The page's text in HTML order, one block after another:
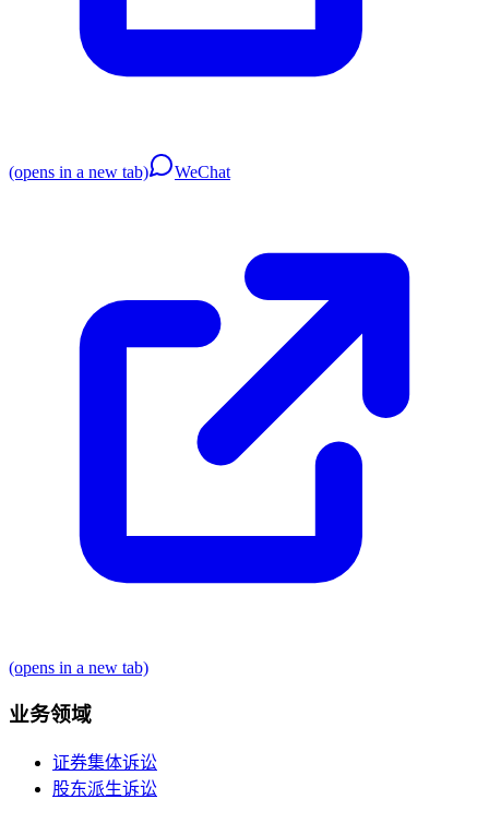
(opens in a new tab) WeChat
(opens in a new tab)
业务领域
证券集体诉讼
股东派生诉讼